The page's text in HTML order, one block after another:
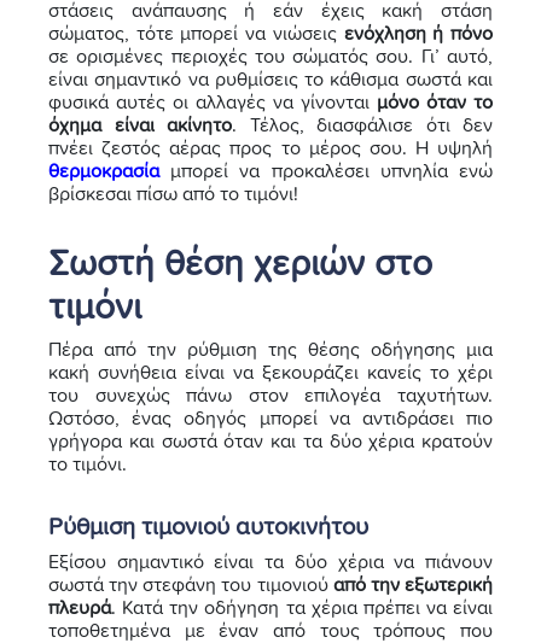
στάσεις ανάπαυσης ή εάν έχεις κακή στάση
σώματος, τότε μπορεί να νιώσειςενόχληση ή πόνο
σε ορισμένες περιοχές του σώματός σου. Γι’ αυτό,
είναι σημαντικό να ρυθμίσεις το κάθισμα σωστά και
φυσικά αυτές οι αλλαγές να γίνονται μόνο όταν το
όχημα είναι ακίνητο. Τέλος, διασφάλισε ότι δεν
πνέει ζεστός αέρας προς το μέρος σου. Η υψηλή
θερμοκρασίαμπορεί να προκαλέσει υπνηλία ενώ
βρίσκεσαι πίσω από το τιμόνι!
Σωστή θέση χεριών στο
τιμόνι
Πέρα από την ρύθμιση της θέσης οδήγησης μια
κακή συνήθεια είναι να ξεκουράζει κανείς το χέρι
του συνεχώς πάνω στον επιλογέα ταχυτήτων.
Ωστόσο, ένας οδηγός μπορεί να αντιδράσει πιο
γρήγορα και σωστά όταν και τα δύο χέρια κρατούν
το τιμόνι.
Ρύθμιση τιμονιού αυτοκινήτου
Εξίσου σημαντικό είναι τα δύο χέρια να πιάνουν
σωστά την στεφάνη του τιμονιούαπό την εξωτερική
πλευρά. Κατά την οδήγηση τα χέρια πρέπει να είναι
τοποθετημένα με έναν από τους τρόπους που